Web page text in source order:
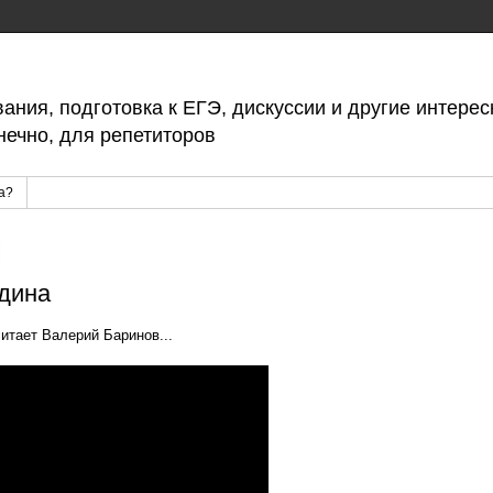
подготовка к ЕГЭ, дискуссии и другие
для репетиторов
Валерий Баринов...